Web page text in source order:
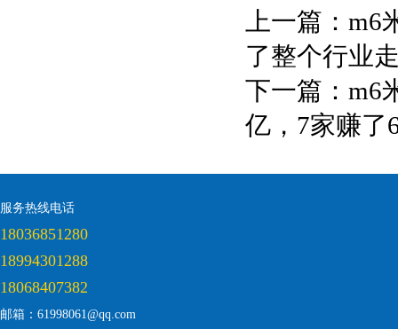
上一篇： m6
了整个行业
下一篇： m6
亿，7家赚了
服务热线电话
18036851280
18994301288
18068407382
邮箱：61998061@qq.com